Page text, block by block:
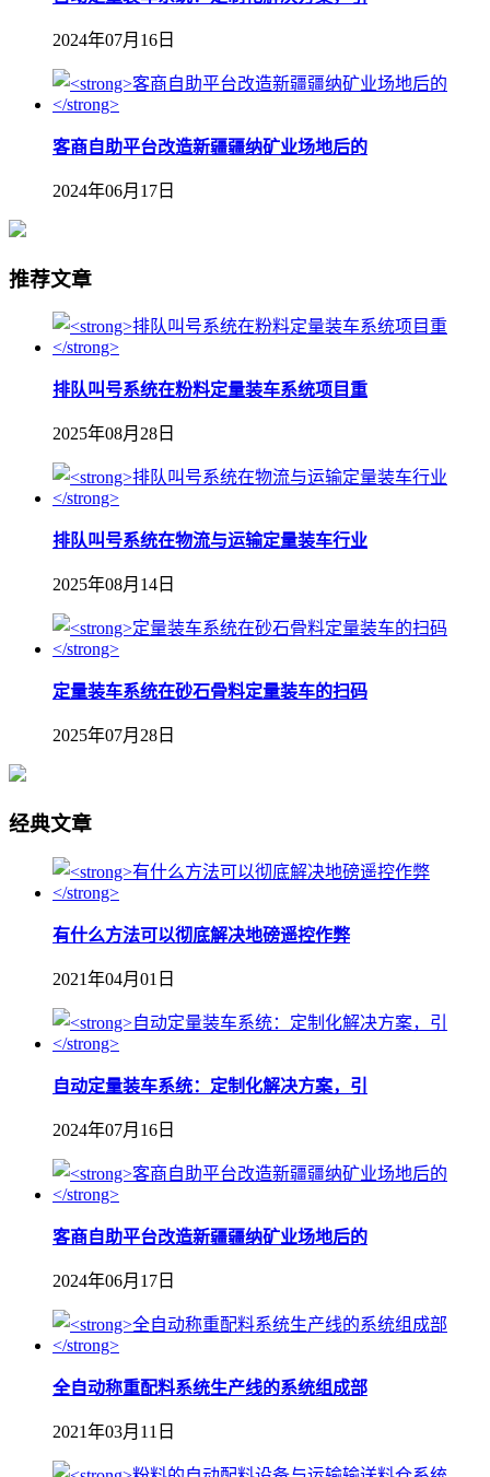
2024年07月16日
客商自助平台改造新疆疆纳矿业场地后的
2024年06月17日
推荐文章
排队叫号系统在粉料定量装车系统项目重
2025年08月28日
排队叫号系统在物流与运输定量装车行业
2025年08月14日
定量装车系统在砂石骨料定量装车的扫码
2025年07月28日
经典文章
有什么方法可以彻底解决地磅遥控作弊
2021年04月01日
自动定量装车系统：定制化解决方案，引
2024年07月16日
客商自助平台改造新疆疆纳矿业场地后的
2024年06月17日
全自动称重配料系统生产线的系统组成部
2021年03月11日